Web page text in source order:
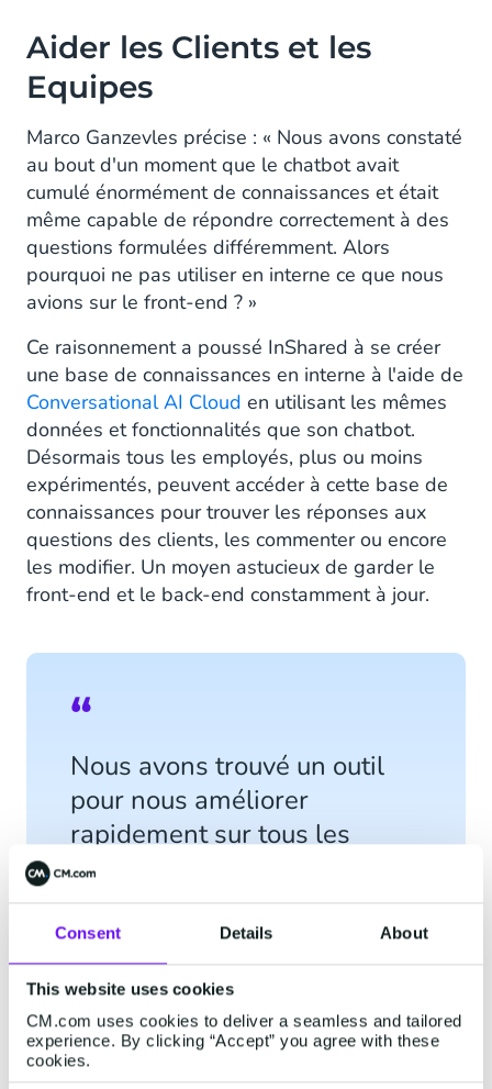
Consent Details About
This website uses cookies
CM.com uses cookies to deliver a seamless and tailored
experience. By clicking “Accept” you agree with these
cookies.
Aider les Clients et les
Equipes
Marco Ganzevles précise : « Nous avons constaté
au bout d'un moment que le chatbot avait
cumulé énormément de connaissances et était
même capable de répondre correctement à des
questions formulées différemment. Alors
pourquoi ne pas utiliser en interne ce que nous
avions sur le front-end ? »
Ce raisonnement a poussé InShared à se créer
une base de connaissances en interne à l'aide de
Conversational AI Cloud en utilisant les mêmes
données et fonctionnalités que son chatbot.
Désormais tous les employés, plus ou moins
expérimentés, peuvent accéder à cette base de
connaissances pour trouver les réponses aux
questions des clients, les commenter ou encore
les modifier. Un moyen astucieux de garder le
front-end et le back-end constamment à jour.
Nous avons trouvé un outil
pour nous améliorer
rapidement sur tous les
aspects et pour aider nos
clients et employés avec les
meilleures réponses
possibles.